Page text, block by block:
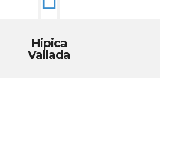
Hipica
Vallada